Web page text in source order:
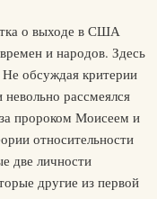
о выходе в США
и народов. Здесь
обсуждая критерии
невольно рассмеялся
пророком Моисеем и
относительности
две личности
другие из первой